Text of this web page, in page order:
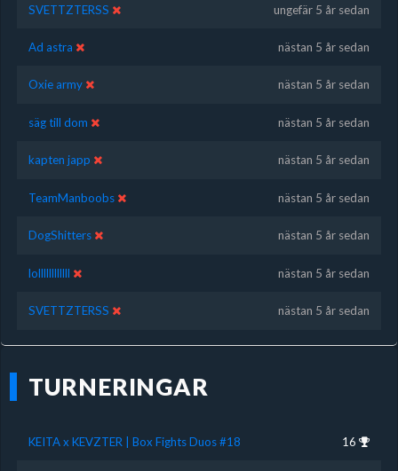
SVETTZTERSS ungefär 5 år sedan
Ad astra nästan 5 år sedan
Oxie army nästan 5 år sedan
säg till dom nästan 5 år sedan
kapten japp nästan 5 år sedan
TeamManboobs nästan 5 år sedan
DogShitters nästan 5 år sedan
lollllllllllll nästan 5 år sedan
SVETTZTERSS nästan 5 år sedan
TURNERINGAR
KEITA x KEVZTER | Box Fights Duos #18 16